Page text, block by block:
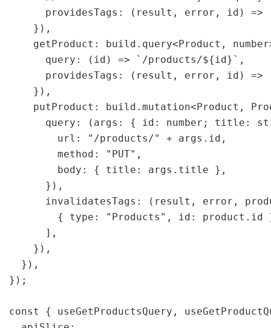
providesTags: (result, error, id) =>
    }),
getProduct: build.query<Product,
      query: (id) => `/products/${id}`,
providesTags: (result, error, id) =>
    }),
putProduct: build.mutation<Product,
query: (args: { id: number; title:
        url: "/products/" + args.id,
        method: "PUT",
        body: { title: args.title },
      }),
invalidatesTags: (result, error,
{ type: "Products", id: product.id
      ],
    }),
  }),
});
const { useGetProductsQuery,